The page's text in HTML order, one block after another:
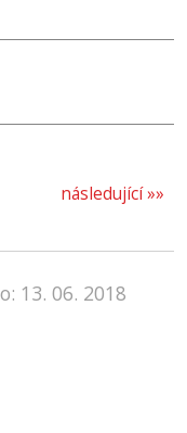
následující »»
13. 06. 2018